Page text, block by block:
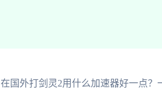
在国外打剑灵2用什么加速器好一点？